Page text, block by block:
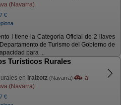
(Navarra)
€
I tiene la Categoría Oficial de 2 llaves
de Turismo del Gobierno de
para ...
Turísticos Rurales
en Iraizotz (Navarra)
a
(Navarra)
€